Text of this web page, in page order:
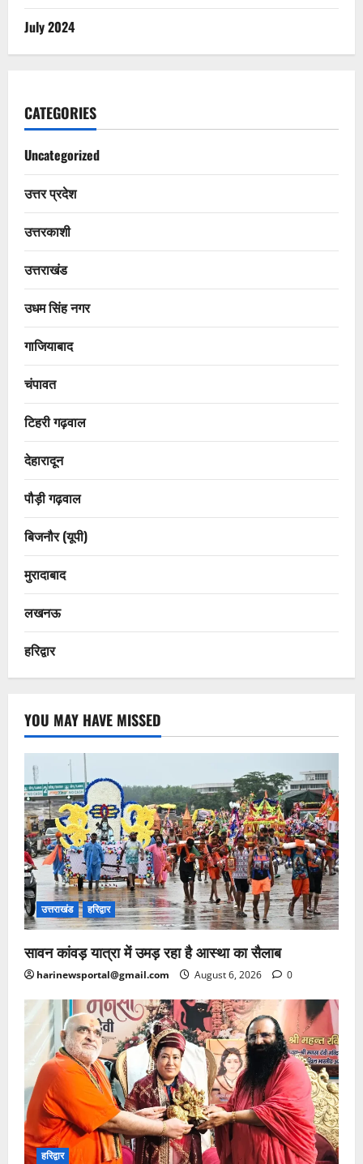
July 2024
CATEGORIES
Uncategorized
उत्तर प्रदेश
उत्तरकाशी
उत्तराखंड
उधम सिंह नगर
गाजियाबाद
चंपावत
टिहरी गढ़वाल
देहारादून
पौड़ी गढ़वाल
बिजनौर (यूपी)
मुरादाबाद
लखनऊ
हरिद्वार
YOU MAY HAVE MISSED
उत्तराखंड हरिद्वार
सावन कांवड़ यात्रा में उमड़ रहा है आस्था का सैलाब
harinewsportal@gmail.com August 6, 2026 0
हरिद्वार